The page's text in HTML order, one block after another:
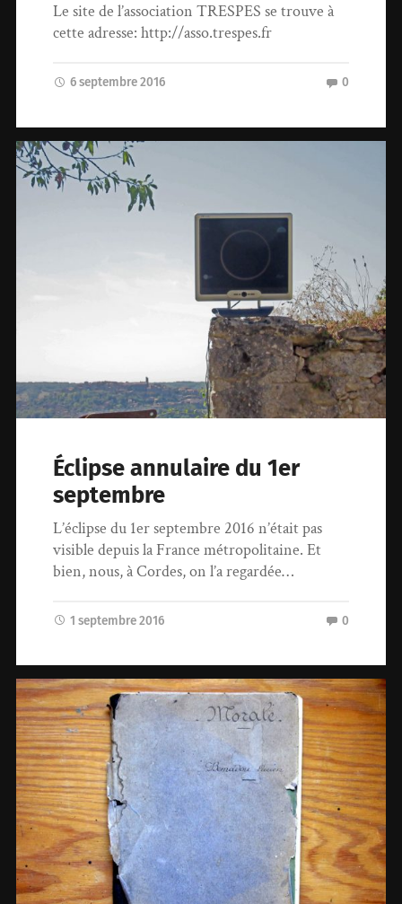
Le site de l’association TRESPES se trouve à
cette adresse: http://asso.trespes.fr
6 septembre 2016 0
Éclipse annulaire du 1er
septembre
L’éclipse du 1er septembre 2016 n’était pas
visible depuis la France métropolitaine. Et
bien, nous, à Cordes, on l’a regardée…
1 septembre 2016 0